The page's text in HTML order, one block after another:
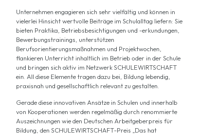
Unternehmen engagieren sich sehr vielfältig und können in
vielerlei Hinsicht wertvolle Beiträge im Schulalltag liefern: Sie
bieten Praktika, Betriebsbesichtigungen und -erkundungen,
Bewerbungstrainings, unterstützen
Berufsorientierungsmaßnahmen und Projektwochen,
flankieren Unterricht inhaltlich im Betrieb oder in der Schule
und bringen sich aktiv im Netzwerk SCHULEWIRTSCHAFT
ein. All diese Elemente tragen dazu bei, Bildung lebendig,
praxisnah und gesellschaftlich relevant zu gestalten.
Gerade diese innovativen Ansätze in Schulen und innerhalb
von Kooperationen werden regelmäßig durch renommierte
Auszeichnungen wie den Deutschen Arbeitgeberpreis für
Bildung, den SCHULEWIRTSCHAFT-Preis „Das hat